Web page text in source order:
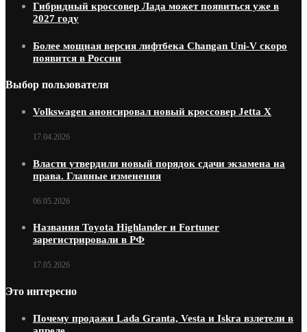
Гибридный кроссовер Лада может появиться уже в
2027 году
Более мощная версия лифтбека Changan Uni-V скоро
появится в России
Выбор пользователя
Volkswagen анонсировал новый кроссовер Jetta X
17.04.2026
Власти утвердили новый порядок сдачи экзамена на
права. Главные изменения
06.05.2026
Названия Toyota Highlander и Fortuner
зарегистрировали в РФ
17.05.2026
Это интересно
Почему продажи Lada Granta, Vesta и Iskra взлетели в